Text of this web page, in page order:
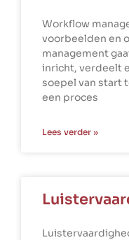
Workflow
voorbeelden en
management
inricht, verdeelt
soepel van start
een proces
Lees verder »